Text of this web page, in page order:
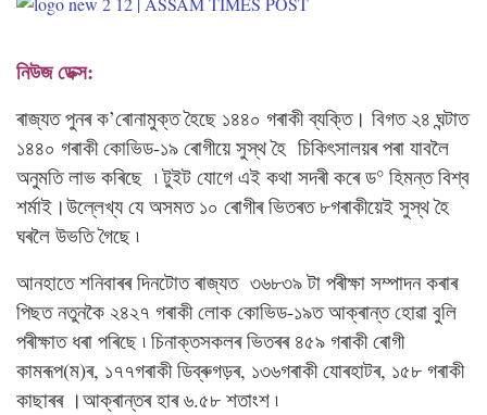
নিউজ ডেক্স:
ৰাজ্যত পুনৰ ক’ৰোনামুক্ত হৈছে ১৪৪০ গৰাকী ব্যক্তি। বিগত ২৪ ঘন্টাত
১৪৪০ গৰাকী কোভিড-১৯ ৰোগীয়ে সুস্থ হৈ চিকিৎসালয়ৰ পৰা যাবলৈ
অনুমতি লাভ কৰিছে ৷ টুইট যোগে এই কথা সদৰী কৰে ড° হিমন্ত বিশ্ব
শৰ্মাই।উল্লেখ্য যে অসমত ১০ ৰোগীৰ ভিতৰত ৮গৰাকীয়েই সুস্থ হৈ
ঘৰলৈ উভতি গৈছে ৷
আনহাতে শনিবাৰৰ দিনটোত ৰাজ্যত ৩৬৮৩৯ টা পৰীক্ষা সম্পাদন কৰাৰ
পিছত নতুনকৈ ২৪২৭ গৰাকী লোক কোভিড-১৯ত আক্ৰান্ত হোৱা বুলি
পৰীক্ষাত ধৰা পৰিছে ৷ চিনাক্তসকলৰ ভিতৰৰ ৪৫৯ গৰাকী ৰোগী
কামৰূপ(ম)ৰ, ১৭৭গৰাকী ডিব্ৰুগড়ৰ, ১৩৬গৰাকী যোৰহাটৰ, ১৫৮ গৰাকী
কাছাৰৰ ।আক্ৰান্তৰ হাৰ ৬.৫৮ শতাংশ ৷